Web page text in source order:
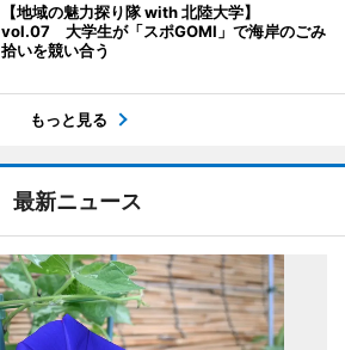
【地域の魅力探り隊 with 北陸大学】
vol.07 大学生が「スポGOMI」で海岸のごみ
拾いを競い合う
もっと見る
最新ニュース